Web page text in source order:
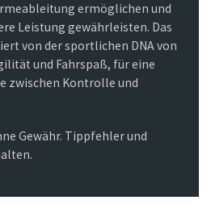
ermöglichen und
Leistung gewährleisten. Das
von der sportlichen DNA von
und Fahrspaß, für eine
zwischen Kontrolle und
Gewähr. Tippfehler und